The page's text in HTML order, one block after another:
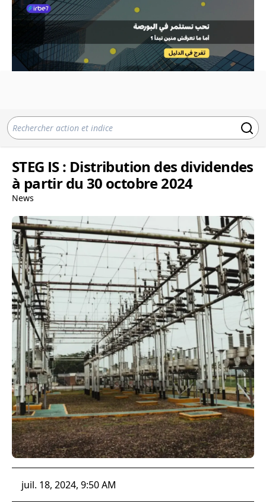
STEG IS : Distribution des dividendes
à partir du 30 octobre 2024
News
juil. 18, 2024, 9:50 AM